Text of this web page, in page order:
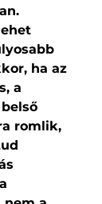
ha az
a
romlik,